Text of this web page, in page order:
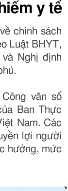
y tế
chính sách
Luật BHYT,
Nghị định
văn số
Ban Thực
Nam. Các
lợi người
hưởng, mức